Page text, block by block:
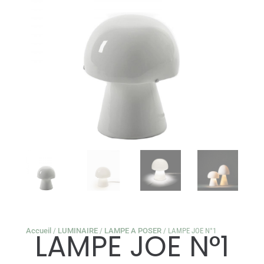
Accueil / LUMINAIRE / LAMPE A POSER / LAMPE JOE N°1
LAMPE JOE N°1